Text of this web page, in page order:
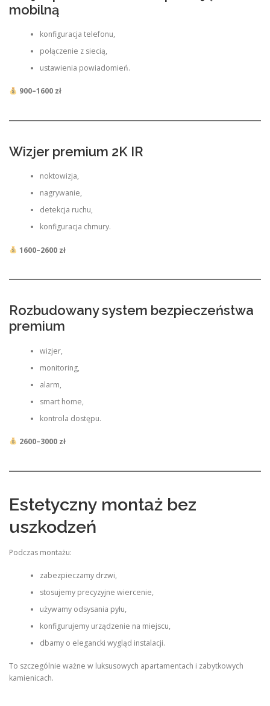
mobilną
konfiguracja telefonu,
połączenie z siecią,
ustawienia powiadomień.
900–1600 zł
Wizjer premium 2K IR
noktowizja,
nagrywanie,
detekcja ruchu,
konfiguracja chmury.
1600–2600 zł
Rozbudowany system bezpieczeństwa
premium
wizjer,
monitoring,
alarm,
smart home,
kontrola dostępu.
2600–3000 zł
Estetyczny montaż bez
uszkodzeń
Podczas montażu:
zabezpieczamy drzwi,
stosujemy precyzyjne wiercenie,
używamy odsysania pyłu,
konfigurujemy urządzenie na miejscu,
dbamy o elegancki wygląd instalacji.
To szczególnie ważne w luksusowych apartamentach i zabytkowych
kamienicach.